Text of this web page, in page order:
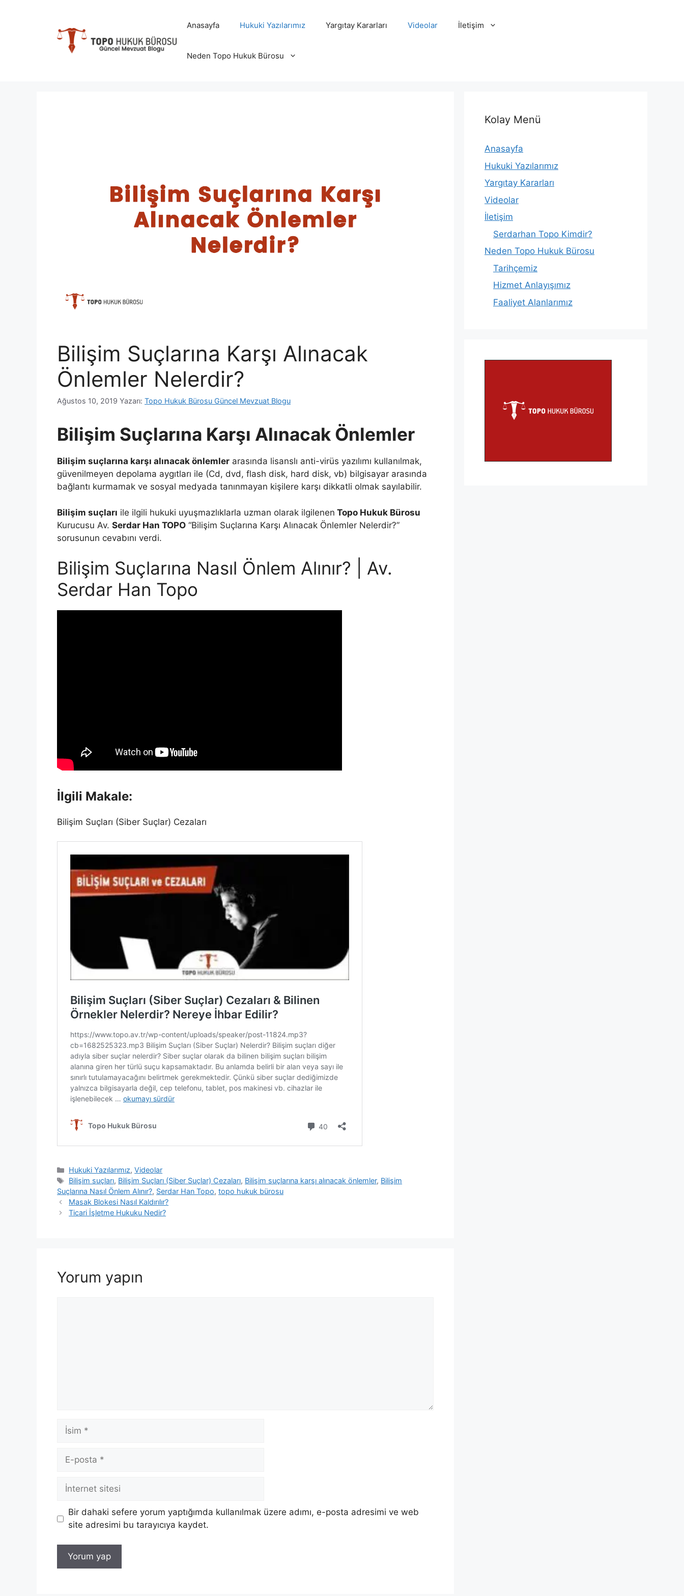
Anasayfa Hukuki Yazılarımız Yargıtay Kararları Videolar İletişim
Neden Topo Hukuk Bürosu
Bilişim Suçlarına Karşı Alınacak
Önlemler Nelerdir?
Ağustos 10, 2019 Yazarı: Topo Hukuk Bürosu Güncel Mevzuat Blogu
Bilişim Suçlarına Karşı Alınacak Önlemler
Bilişim suçlarına karşı alınacak önlemler arasında lisanslı anti-virüs yazılımı kullanılmak,
güvenilmeyen depolama aygıtları ile (Cd, dvd, flash disk, hard disk, vb) bilgisayar arasında
bağlantı kurmamak ve sosyal medyada tanınmayan kişilere karşı dikkatli olmak sayılabilir.
Bilişim suçları ile ilgili hukuki uyuşmazlıklarla uzman olarak ilgilenen Topo Hukuk Bürosu
Kurucusu Av. Serdar Han TOPO “Bilişim Suçlarına Karşı Alınacak Önlemler Nelerdir?”
sorusunun cevabını verdi.
Bilişim Suçlarına Nasıl Önlem Alınır? | Av.
Serdar Han Topo
İlgili Makale:
Bilişim Suçları (Siber Suçlar) Cezaları
Kategoriler
Hukuki Yazılarımız,Videolar
Etiketler
Bilişim suçları, Bilişim Suçları (Siber Suçlar) Cezaları, Bilişim suçlarına karşı alınacak önlemler, Bilişim
Suçlarına Nasıl Önlem Alınır?, Serdar Han Topo, topo hukuk bürosu
Yazı
dolaşımı
Masak Blokesi Nasıl Kaldırılır?
Ticari İşletme Hukuku Nedir?
Yorum yapın
İsim
posta
İnternet
Bir dahaki sefere yorum yaptığımda kullanılmak üzere adımı, e-posta adresimi ve web
site adresimi bu tarayıcıya kaydet.
Kolay Menü
Anasayfa
Hukuki Yazılarımız
Yargıtay Kararları
Videolar
İletişim
Serdarhan Topo Kimdir?
Neden Topo Hukuk Bürosu
Tarihçemiz
Hizmet Anlayışımız
Faaliyet Alanlarımız